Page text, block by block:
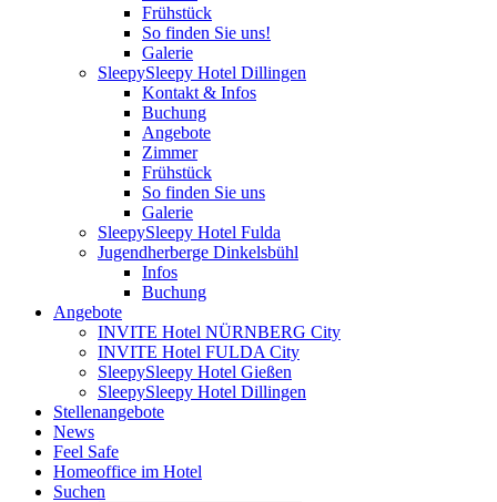
Frühstück
So finden Sie uns!
Galerie
SleepySleepy Hotel Dillingen
Kontakt & Infos
Buchung
Angebote
Zimmer
Frühstück
So finden Sie uns
Galerie
SleepySleepy Hotel Fulda
Jugendherberge Dinkelsbühl
Infos
Buchung
Angebote
INVITE Hotel NÜRNBERG City
INVITE Hotel FULDA City
SleepySleepy Hotel Gießen
SleepySleepy Hotel Dillingen
Stellenangebote
News
Feel Safe
Homeoffice im Hotel
Suchen